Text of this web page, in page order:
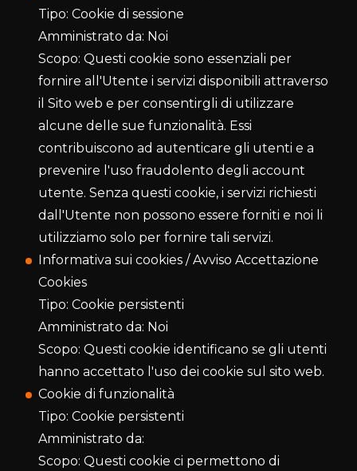
Tipo: Cookie di sessione
Amministrato da: Noi
Scopo: Questi cookie sono essenziali per
fornire all'Utente i servizi disponibili attraverso
il Sito web e per consentirgli di utilizzare
alcune delle sue funzionalità. Essi
contribuiscono ad autenticare gli utenti e a
prevenire l'uso fraudolento degli account
utente. Senza questi cookie, i servizi richiesti
dall'Utente non possono essere forniti e noi li
utilizziamo solo per fornire tali servizi.
Informativa sui cookies / Avviso Accettazione
Cookies
Tipo: Cookie persistenti
Amministrato da: Noi
Scopo: Questi cookie identificano se gli utenti
hanno accettato l'uso dei cookie sul sito web.
Cookie di funzionalità
Tipo: Cookie persistenti
Amministrato da:
Scopo: Questi cookie ci permettono di